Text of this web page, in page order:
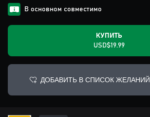
В основном совместимо
КУПИТЬ
USD$19.99
ДОБАВИТЬ В СПИСОК ЖЕЛАНИЙ